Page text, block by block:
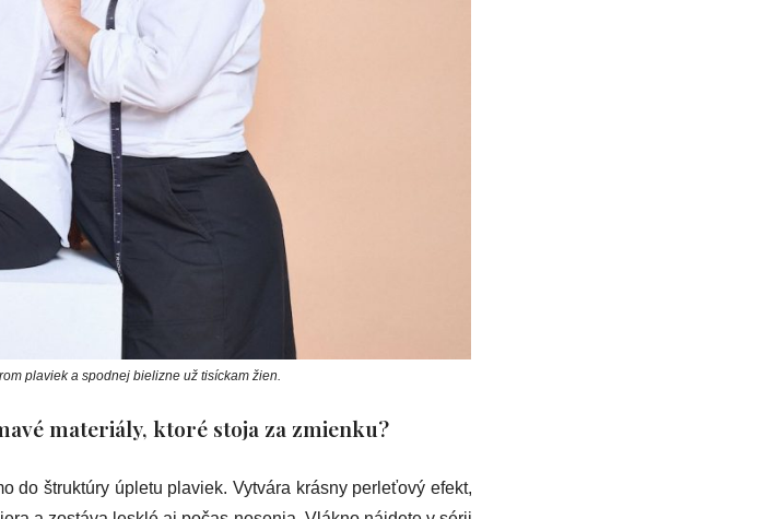
plaviek a spodnej bielizne už tisíckam žien.
materiály, ktoré stoja za zmienku?
do štruktúry úpletu plaviek. Vytvára krásny perleťový efekt,